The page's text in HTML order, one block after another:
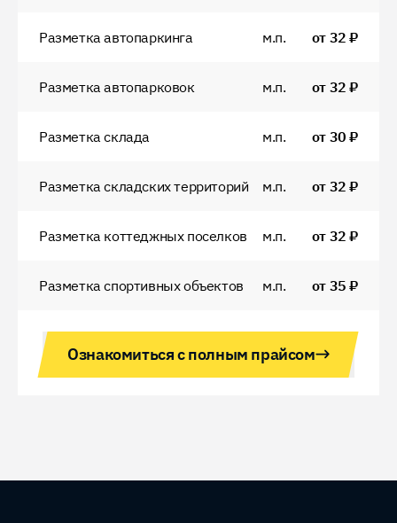
Разметка автопаркинга м.п. от 32 ₽
Разметка автопарковок м.п. от 32 ₽
Разметка склада м.п. от 30 ₽
Разметка складских территорий м.п. от 32 ₽
Разметка коттеджных поселков м.п. от 32 ₽
Разметка спортивных объектов м.п. от 35 ₽
Ознакомиться с полным прайсом